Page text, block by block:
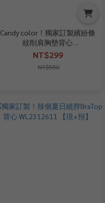
Candy color！獨家訂製繽紛條
紋削肩胸墊背心
WL2612431【現貨】
NT$299
NT$580